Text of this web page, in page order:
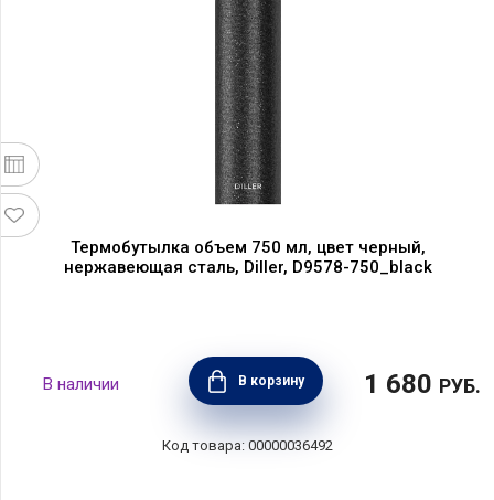
Термобутылка объем 750 мл, цвет черный,
нержавеющая сталь, Diller, D9578-750_black
В корзину 1 680 РУБ.
00000036492